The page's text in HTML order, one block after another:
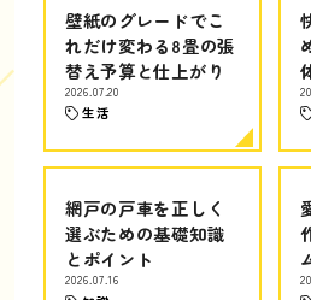
壁紙のグレードでこ
れだけ変わる8畳の張
替え予算と仕上がり
2026.07.20
生活
網戸の戸車を正しく
選ぶための基礎知識
とポイント
2026.07.16